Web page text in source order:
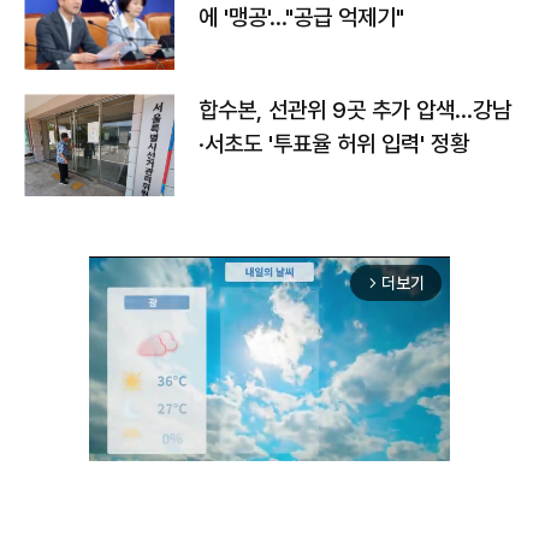
에 '맹공'…"공급 억제기"
합수본, 선관위 9곳 추가 압색…강남
·서초도 '투표율 허위 입력' 정황
arrow_forward_ios 더보기